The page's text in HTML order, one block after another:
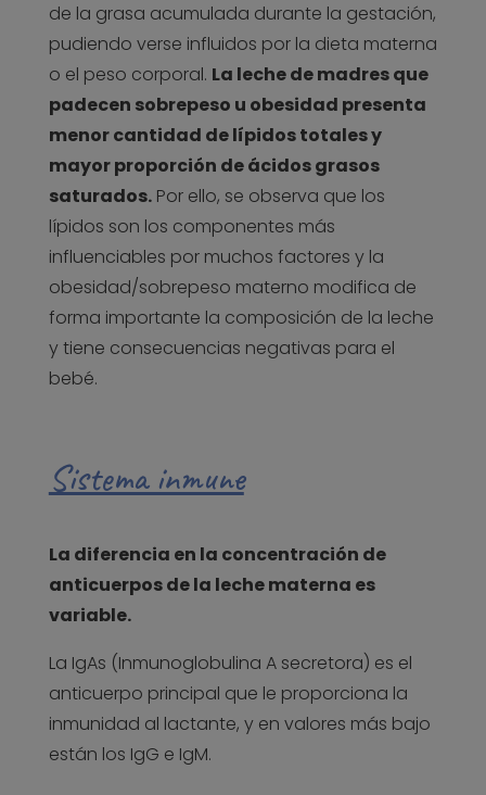
de la grasa acumulada durante la gestación,
pudiendo verse influidos por la dieta materna
o el peso corporal. La leche de madres que
padecen sobrepeso u obesidad presenta
menor cantidad de lípidos totales y
mayor proporción de ácidos grasos
saturados.Por ello, se observa que los
lípidos son los componentes más
influenciables por muchos factores y la
obesidad/sobrepeso materno modifica de
forma importante la composición de la leche
y tiene consecuencias negativas para el
bebé.
Sistema inmune
La diferencia en la concentración de
anticuerpos de la leche materna es
variable.
La IgAs (Inmunoglobulina A secretora) es el
anticuerpo principal que le proporciona la
inmunidad al lactante, y en valores más bajo
están los IgG e IgM.